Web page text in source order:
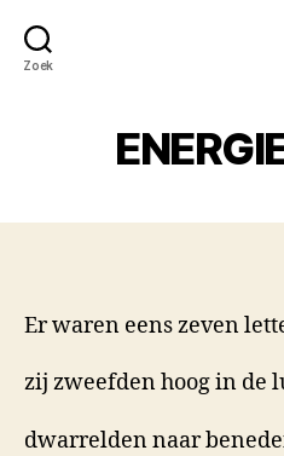
Zoek
Er waren eens zeven
zij zweefden hoog in de
dwarrelden naar